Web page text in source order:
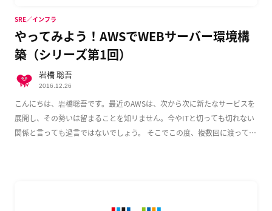
やってみよう！AWSでWEBサーバー環境構
築（シリーズ第1回）
こんにちは、岩橋聡吾です。最近のAWSは、次から次に新たなサービスを
展開し、その勢いは留まることを知リません。今やITと切っても切れない
関係と言っても過言ではないでしょう。 そこでこの度、複数回に渡って
SRE／インフラ
岩橋 聡吾
2016.12.26